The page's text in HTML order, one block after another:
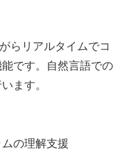
らリアルタイムでコ
です。自然言語での
ます。
の理解支援